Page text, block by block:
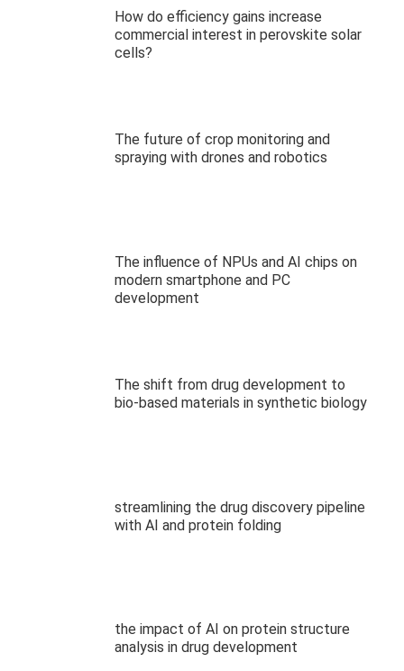
How do efficiency gains increase
commercial interest in perovskite solar
cells?
The future of crop monitoring and
spraying with drones and robotics
The influence of NPUs and AI chips on
modern smartphone and PC
development
The shift from drug development to
bio-based materials in synthetic biology
streamlining the drug discovery pipeline
with AI and protein folding
the impact of AI on protein structure
analysis in drug development